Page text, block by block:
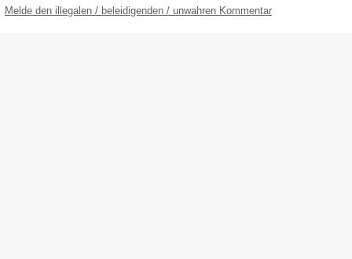
Melde den illegalen / beleidigenden / unwahren Kommentar